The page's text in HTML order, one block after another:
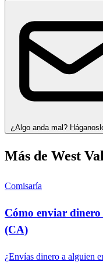
¿Algo anda mal?
Más de West
Comisaría
Cómo enviar dinero
(CA)
¿Envías dinero a alguien